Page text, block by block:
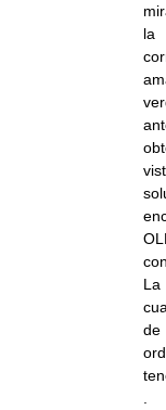
la
La
de